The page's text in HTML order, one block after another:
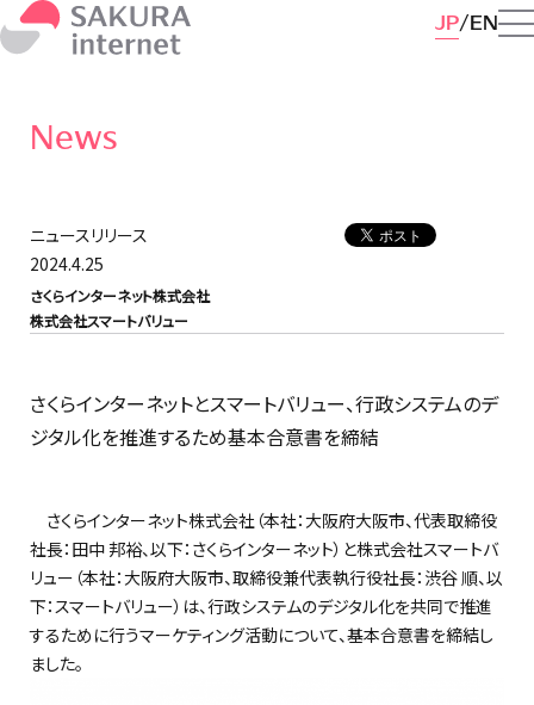
JP EN
News
ニュースリリース
2024.4.25
さくらインターネット株式会社
株式会社スマートバリュー
さくらインターネットとスマートバリュー、行政システムのデ
ジタル化を推進するため基本合意書を締結
さくらインターネット株式会社（本社：大阪府大阪市、代表取締役
社長：田中 邦裕、以下：さくらインターネット）と株式会社スマートバ
リュー（本社：大阪府大阪市、取締役兼代表執行役社長：渋谷 順、以
下：スマートバリュー）は、行政システムのデジタル化を共同で推進
するために行うマーケティング活動について、基本合意書を締結し
ました。